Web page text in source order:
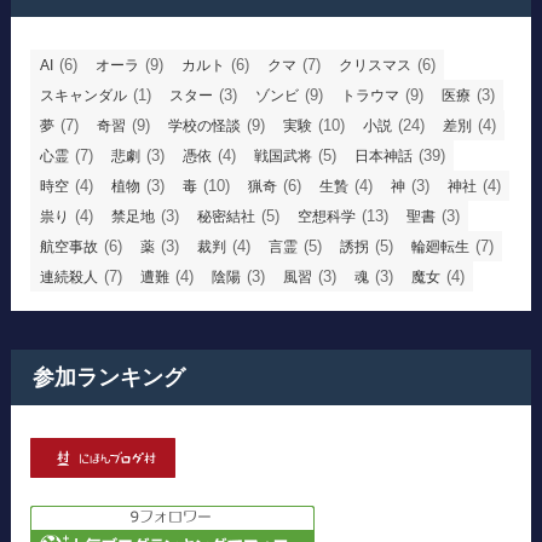
AI (6) オーラ (9) カルト (6) クマ (7) クリスマス (6)
スキャンダル (1) スター (3) ゾンビ (9) トラウマ (9) 医療 (3)
夢 (7) 奇習 (9) 学校の怪談 (9) 実験 (10) 小説 (24) 差別 (4)
心霊 (7) 悲劇 (3) 憑依 (4) 戦国武将 (5) 日本神話 (39)
時空 (4) 植物 (3) 毒 (10) 猟奇 (6) 生贄 (4) 神 (3) 神社 (4)
祟り (4) 禁足地 (3) 秘密結社 (5) 空想科学 (13) 聖書 (3)
航空事故 (6) 薬 (3) 裁判 (4) 言霊 (5) 誘拐 (5) 輪廻転生 (7)
連続殺人 (7) 遭難 (4) 陰陽 (3) 風習 (3) 魂 (3) 魔女 (4)
参加ランキング